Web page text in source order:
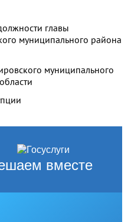
главы
муниципального района
муниципального
вместе